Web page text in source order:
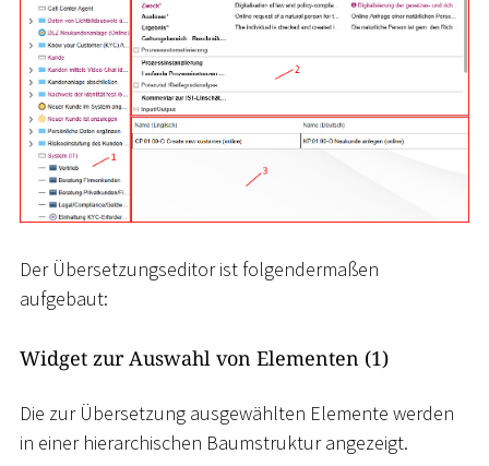
Der Übersetzungseditor ist folgendermaßen
aufgebaut:
Widget zur Auswahl von Elementen (1)
Die zur Übersetzung ausgewählten Elemente werden
in einer hierarchischen Baumstruktur angezeigt.